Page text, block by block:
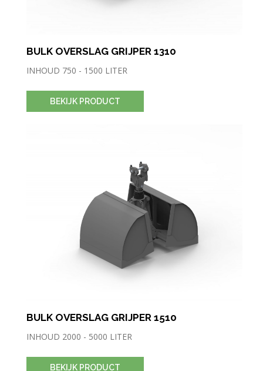
BULK OVERSLAG GRIJPER 1310
INHOUD 750 - 1500 LITER
BEKIJK PRODUCT
BULK OVERSLAG GRIJPER 1510
INHOUD 2000 - 5000 LITER
BEKIJK PRODUCT